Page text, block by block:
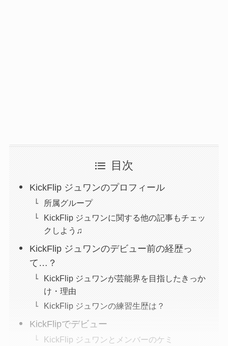
目次
KickFlip ジュワンのプロフィール
所属グループ
KickFlip ジュワンに関する他の記事もチェッ
クしよう♫
KickFlip ジュワンのデビュー前の経歴っ
て…？
KickFlip ジュワンが芸能界を目指したきっか
け・理由
KickFlip ジュワンの練習生歴は？
KickFlipでデビュー
KickFlip ジュワンとメンバーのケミ